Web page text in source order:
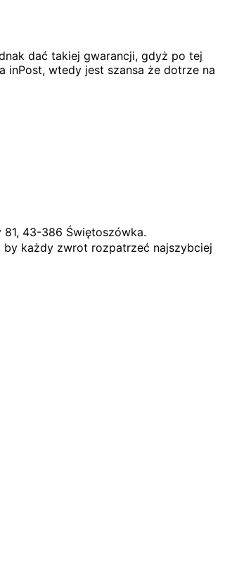
dać takiej gwarancji, gdyż po tej
inPost, wtedy jest szansa że dotrze na
81, 43-386 Świętoszówka.
by każdy zwrot rozpatrzeć najszybciej